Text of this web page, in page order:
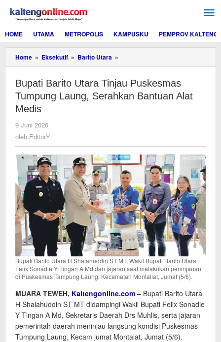
konten
HOME
UTAMA METROPOLIS KAMPUSKU PEMPROV KALTENG
Home » Eksekutif » Barito Utara »
Barito
Tinjau
Puskesmas
Tumpung
Medis
Bupati Barito Utara Tinjau Puskesmas
Tumpung Laung, Serahkan Bantuan Alat
Medis
9 Juni 2026
oleh EditorY
Bupati Barito Utara H Shalahuddin ST MT, Wakil Bupati Barito Utara
Felix Sonadie Y Tingan A Md dan jajaran saat melakukan peninjauan
di Puskesmas Tampung Laung, Kecamatan Montallat, Jumat (5/6).
MUARA TEWEH, Kaltengonline.com – Bupati Barito Utara
H Shalahuddin ST MT didampingi Wakil Bupati Felix Sonadie
Y Tingan A Md, Sekretaris Daerah Drs Muhlis, serta jajaran
pemerintah daerah meninjau langsung kondisi Puskesmas
Tumpung Laung, Kecam jumat Montalat, Jumat (5/6).